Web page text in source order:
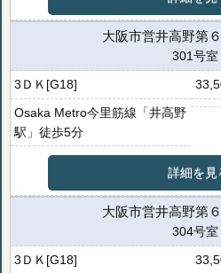
大阪市営井高野第
301号室
3ＤＫ[G18]
Osaka Metro今里筋線「井高野
駅」徒歩5分
詳細を見
大阪市営井高野第
304号室
3ＤＫ[G18]